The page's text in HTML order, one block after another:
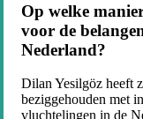
Op welke
voor de
Nederland?
Dilan Yesilgöz heeft
beziggehouden met
vluchtelingen in de